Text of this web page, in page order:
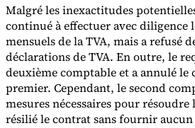
Malgré les inexactitudes
continué à effectuer avec diligence
mensuels de la TVA, mais a refusé
déclarations de TVA. En outre, le
deuxième comptable et a annulé le
premier. Cependant, le second
mesures nécessaires pour
résilié le contrat sans fournir aucun